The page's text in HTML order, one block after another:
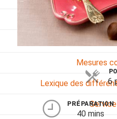
Mesures
Lexique des 6
PRÉPARATION
40 mins